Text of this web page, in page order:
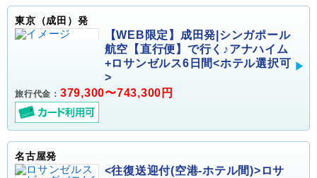
東京（成田）発
【WEB限定】成田発|シンガポール
航空【直行便】で行く♪アナハイム
+ロサンゼルス6日間<ホテル選択可
>
旅行代金： 379,300〜743,300円
名古屋発
<往復送迎付(空港-ホテル間)>ロサ